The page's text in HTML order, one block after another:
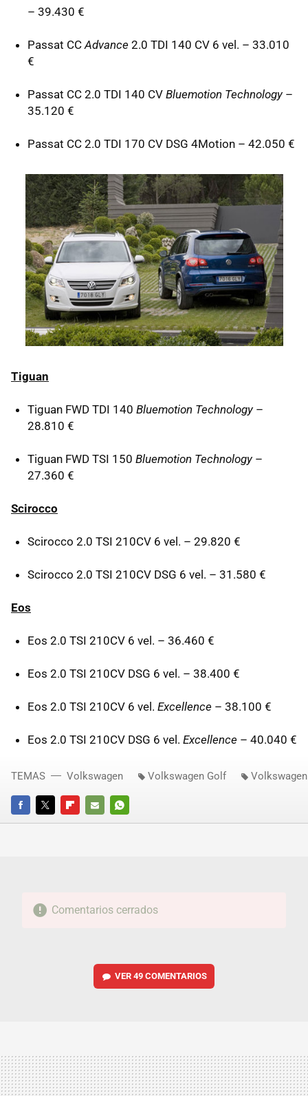
– 39.430 €
Passat CC Advance 2.0 TDI 140 CV 6 vel. – 33.010
€
Passat CC 2.0 TDI 140 CV Bluemotion Technology–
35.120 €
Passat CC 2.0 TDI 170 CV DSG 4Motion – 42.050 €
Tiguan
Tiguan FWD TDI 140 Bluemotion Technology–
28.810 €
Tiguan FWD TSI 150 Bluemotion Technology–
27.360 €
Scirocco
Scirocco 2.0 TSI 210CV 6 vel. – 29.820 €
Scirocco 2.0 TSI 210CV DSG 6 vel. – 31.580 €
Eos
Eos 2.0 TSI 210CV 6 vel. – 36.460 €
Eos 2.0 TSI 210CV DSG 6 vel. – 38.400 €
Eos 2.0 TSI 210CV 6 vel. Excellence – 38.100 €
Eos 2.0 TSI 210CV DSG 6 vel. Excellence – 40.040 €
FACEBOOKTWITTERFLIPBOARD
E-
WHATSAPP
TEMAS Volkswagen Volkswagen Golf
Comentarios cerrados
VER 49 COMENTARIOS